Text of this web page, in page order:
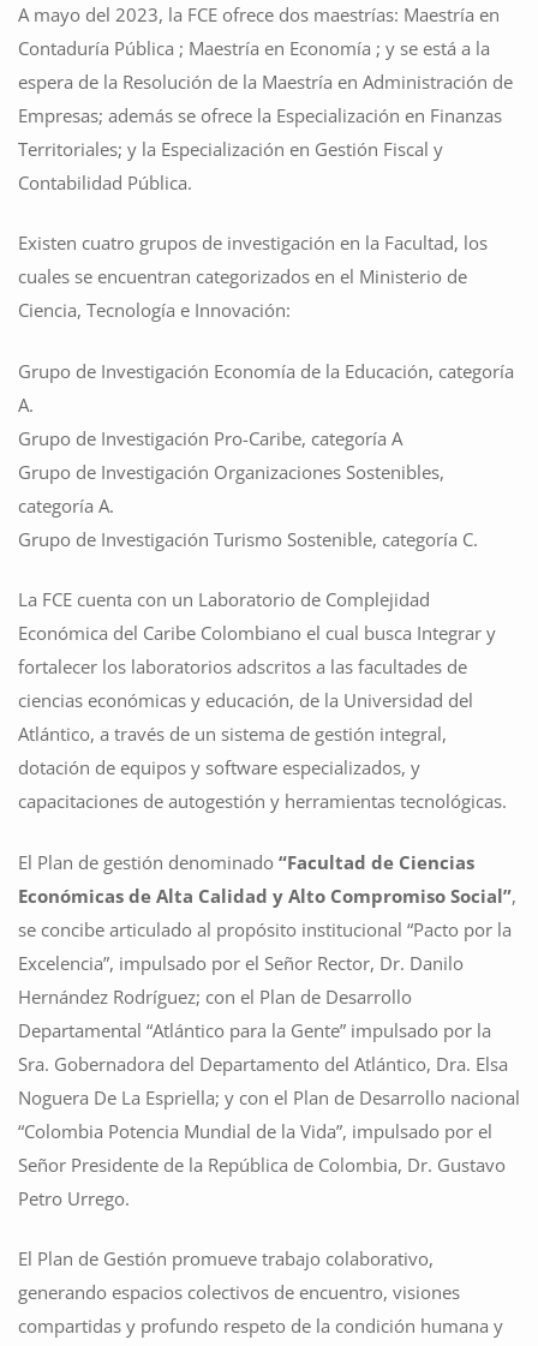
A mayo del 2023, la FCE ofrece dos maestrías: Maestría en
Contaduría Pública ; Maestría en Economía ; y se está a la
espera de la Resolución de la Maestría en Administración de
Empresas; además se ofrece la Especialización en Finanzas
Territoriales; y la Especialización en Gestión Fiscal y
Contabilidad Pública.
Existen cuatro grupos de investigación en la Facultad, los
cuales se encuentran categorizados en el Ministerio de
Ciencia, Tecnología e Innovación:
Grupo de Investigación Economía de la Educación, categoría
A.
Grupo de Investigación Pro-Caribe, categoría A
Grupo de Investigación Organizaciones Sostenibles,
categoría A.
Grupo de Investigación Turismo Sostenible, categoría C.
La FCE cuenta con un Laboratorio de Complejidad
Económica del Caribe Colombiano el cual busca Integrar y
fortalecer los laboratorios adscritos a las facultades de
ciencias económicas y educación, de la Universidad del
Atlántico, a través de un sistema de gestión integral,
dotación de equipos y software especializados, y
capacitaciones de autogestión y herramientas tecnológicas.
El Plan de gestión denominado “Facultad de Ciencias
Económicas de Alta Calidad y Alto Compromiso Social”,
se concibe articulado al propósito institucional “Pacto por la
Excelencia”, impulsado por el Señor Rector, Dr. Danilo
Hernández Rodríguez; con el Plan de Desarrollo
Departamental “Atlántico para la Gente” impulsado por la
Sra. Gobernadora del Departamento del Atlántico, Dra. Elsa
Noguera De La Espriella; y con el Plan de Desarrollo nacional
“Colombia Potencia Mundial de la Vida”, impulsado por el
Señor Presidente de la República de Colombia, Dr. Gustavo
Petro Urrego.
El Plan de Gestión promueve trabajo colaborativo,
generando espacios colectivos de encuentro, visiones
compartidas y profundo respeto de la condición humana y